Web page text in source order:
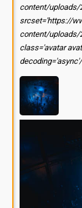
content/uploads/
srcset='https://
content/uploads/
class='avatar